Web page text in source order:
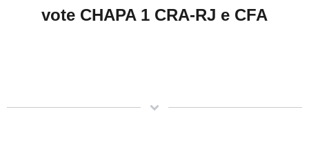
vote CHAPA 1 CRA-RJ e CFA